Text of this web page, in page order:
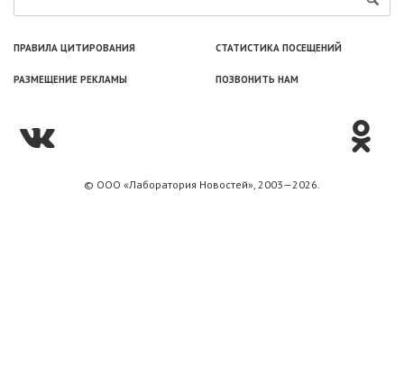
ПРАВИЛА ЦИТИРОВАНИЯ СТАТИСТИКА ПОСЕЩЕНИЙ
РАЗМЕЩЕНИЕ РЕКЛАМЫ ПОЗВОНИТЬ НАМ
© ООО «Лаборатория Новоcтей», 2003—2026.